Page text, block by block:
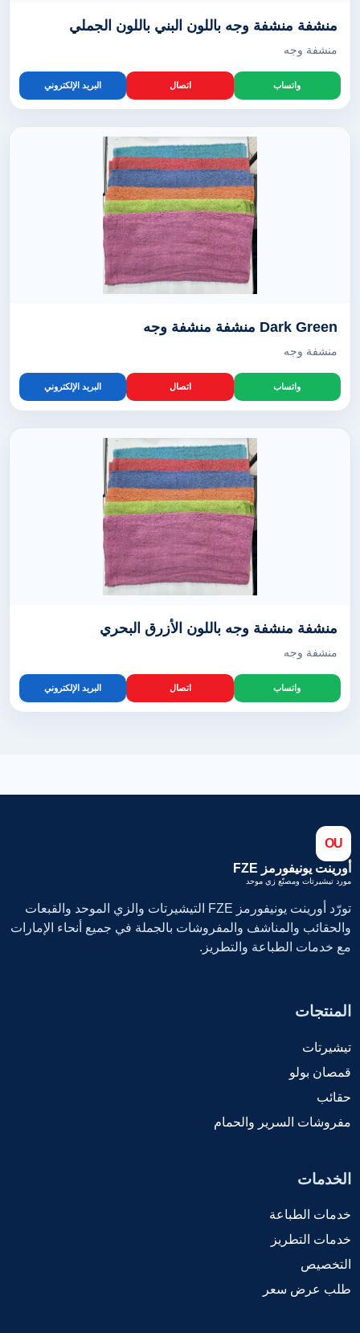
منشفة منشفة وجه باللون البني باللون الجملي
منشفة وجه
واتساب اتصال البريد الإلكتروني
Dark Green منشفة منشفة وجه
منشفة وجه
واتساب اتصال البريد الإلكتروني
منشفة منشفة وجه باللون الأزرق البحري
منشفة وجه
واتساب اتصال البريد الإلكتروني
OU
أورينت يونيفورمز FZE
مورد تيشيرتات ومصنّع زي موحد
تورّد أورينت يونيفورمز FZE التيشيرتات والزي الموحد والقبعات
والحقائب والمناشف والمفروشات بالجملة في جميع أنحاء الإمارات
مع خدمات الطباعة والتطريز.
المنتجات
تيشيرتات
قمصان بولو
حقائب
مفروشات السرير والحمام
الخدمات
خدمات الطباعة
خدمات التطريز
التخصيص
طلب عرض سعر